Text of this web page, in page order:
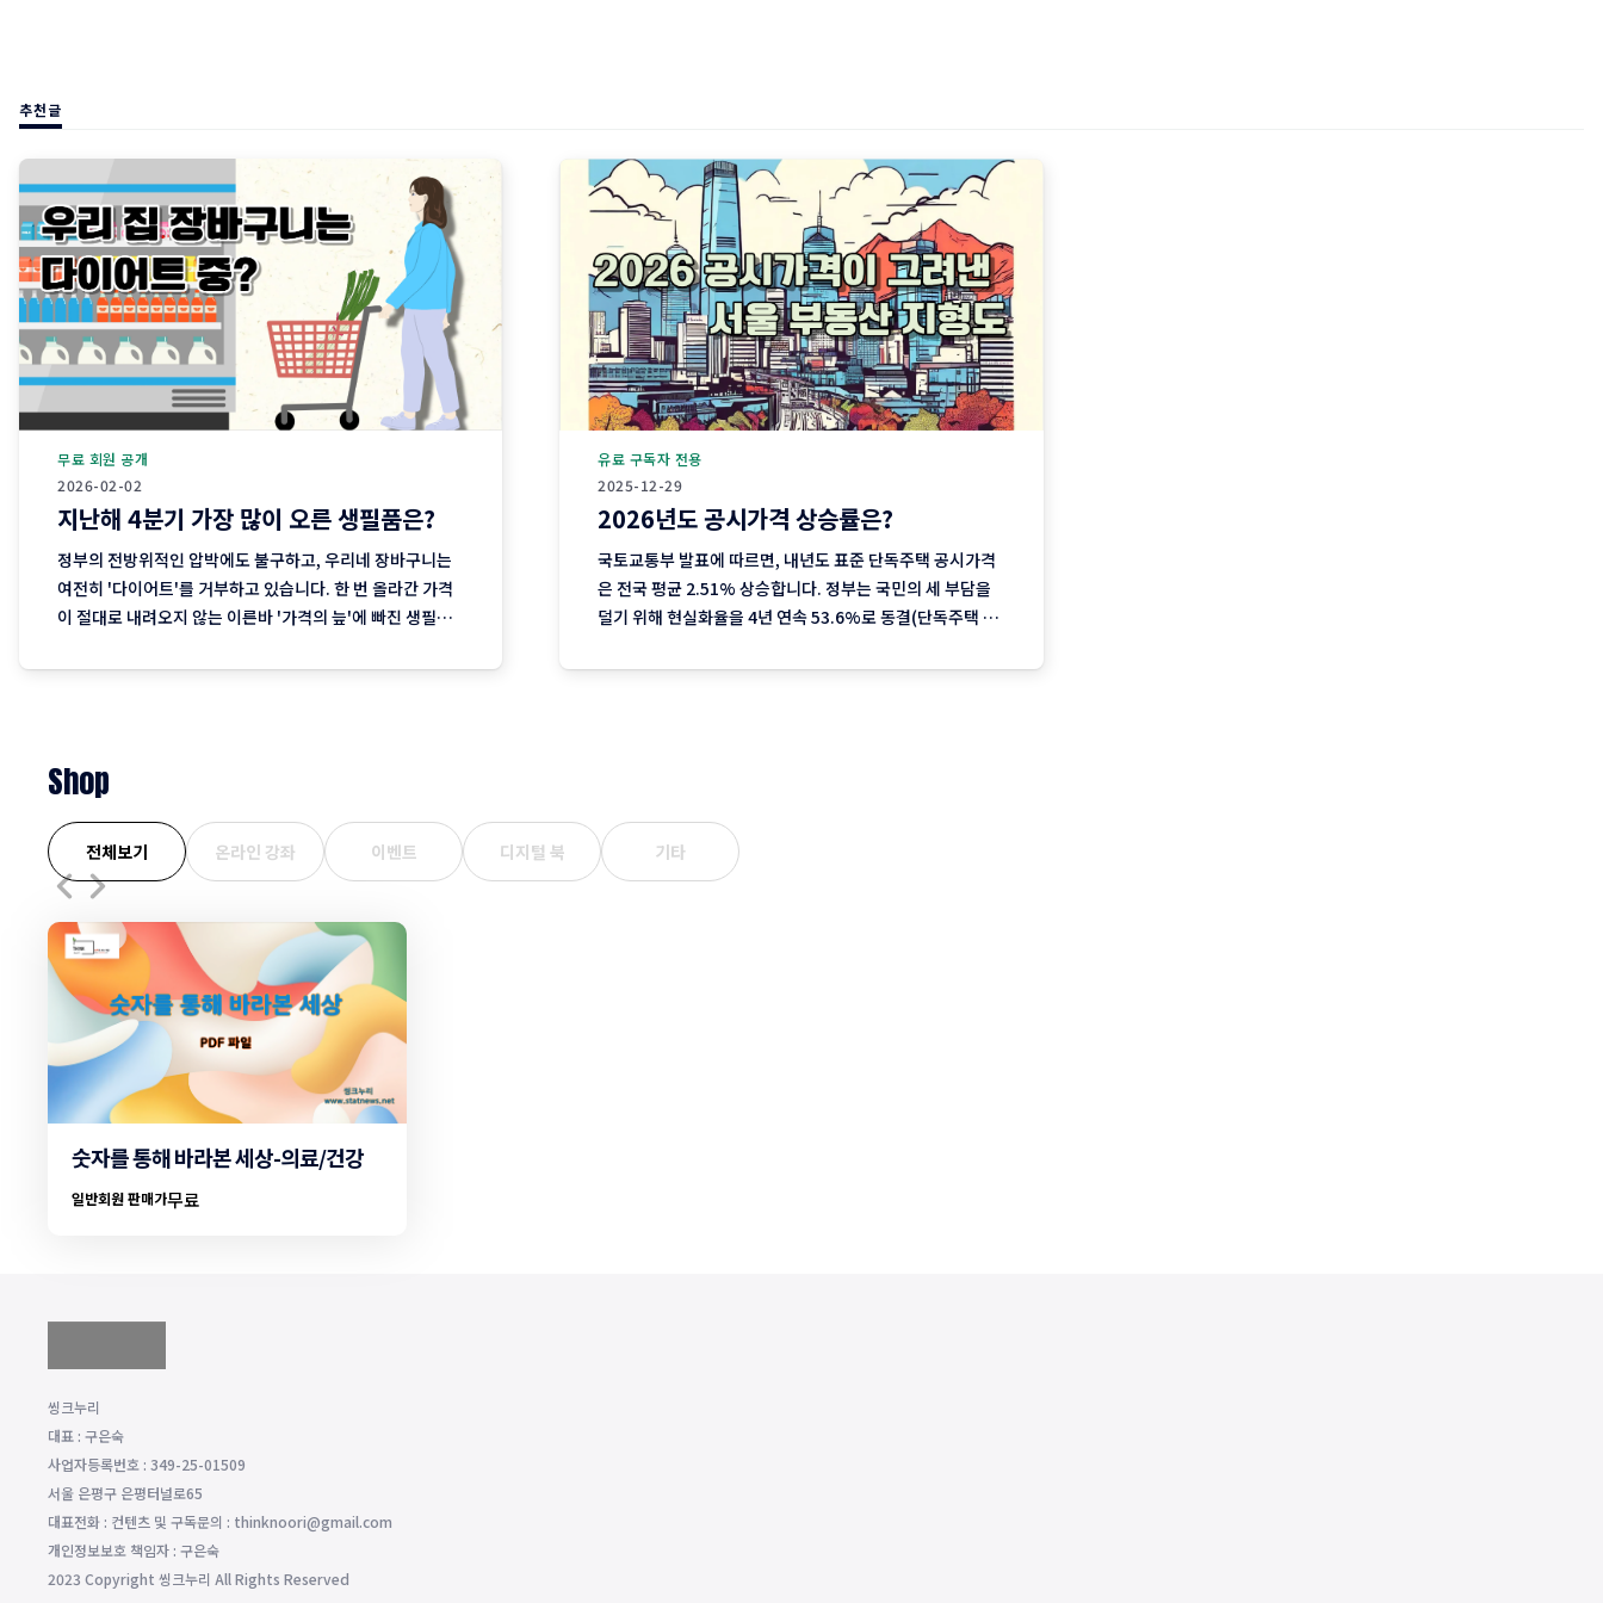
추천글
2026-02-02
무료 회원 공개
지난해 4분기 가장 많이 오른 생필품은?
정부의 전방위적인 압박에도 불구하고, 우리네 장바구니는
여전히 '다이어트'를 거부하고 있습니다. 한 번 올라간 가격
이 절대로 내려오지 않는 이른바 '가격의 늪'에 빠진 생필품
담, 이제는 '팩트'가 된 장바구니의 비명 퇴근길 마트에 들러
2025-12-29
유료 구독자 전용
2026년도 공시가격 상승률은?
국토교통부 발표에 따르면, 내년도 표준 단독주택 공시가격
은 전국 평균 2.51% 상승합니다. 정부는 국민의 세 부담을
덜기 위해 현실화율을 4년 연속 53.6%로 동결(단독주택 기
2023년 이후 3년째 오름폭이 커지는 추세입니다. 1. 지역별
Shop
전체보기 온라인 강좌 이벤트 디지털 북 기타
숫자를 통해 바라본 세상-의료/건강
일반회원 판매가무료
씽크누리
대표 : 구은숙
사업자등록번호 : 349-25-01509
서울 은평구 은평터널로65
대표전화 : 컨텐츠 및 구독문의 : thinknoori@gmail.com
개인정보보호 책임자 : 구은숙
2023 Copyright 씽크누리 All Rights Reserved